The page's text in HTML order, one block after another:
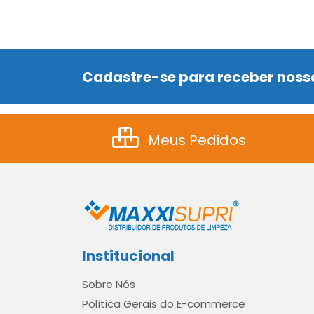
Cadastre-se para receber
Meus Pedidos
Institucional
Sobre Nós
Política Gerais do E-commerce